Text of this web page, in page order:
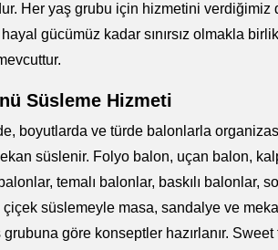
Her yaş grubu için hizmetini verdiğimiz
gücümüz kadar sınırsız olmakla
Süsleme Hizmeti
boyutlarda ve türde balonlarla
süslenir. Folyo balon, uçan balon,
temalı balonlar, baskılı balonlar,
süslemeyle masa, sandalye ve
göre konseptler hazırlanır.